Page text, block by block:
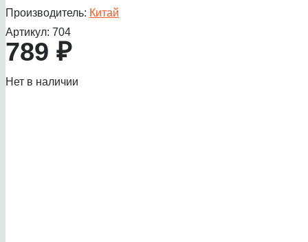
Производитель: Китай
Артикул: 704
789 ₽
Нет в наличии